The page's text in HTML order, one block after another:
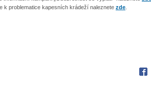
k problematice kapesních krádeží naleznete zde